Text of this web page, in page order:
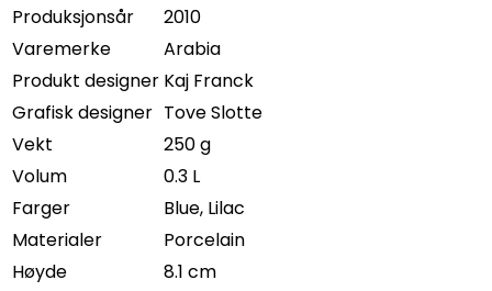
Produksjonsår
2010
Varemerke
Arabia
Produkt designer Kaj Franck
Grafisk designer Tove Slotte
Vekt
250 g
Volum
0.3 L
Farger
Blue, Lilac
Materialer
Porcelain
Høyde
8.1 cm